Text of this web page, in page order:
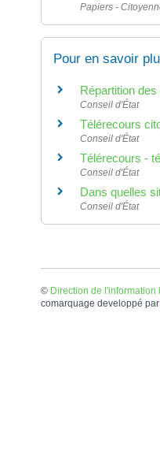
Papiers -
Pour en savoir
Répartition
Conseil d'État
Télérecours
Conseil d'État
Télérecours -
Conseil d'État
Dans quelles
Conseil d'État
© Direction de
comarquage developpé par